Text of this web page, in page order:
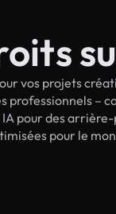
vos projets
professionnels –
pour des
pour le